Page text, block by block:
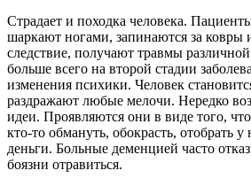
Страдает и походка человека.
шаркают ногами, запинаются за
следствие, получают травмы
больше всего на второй стадии
изменения психики. Человек
раздражают любые мелочи. Нередко
идеи. Проявляются они в виде того,
кто-то обмануть, обокрасть, отобрать
деньги. Больные деменцией часто
боязни отравиться.